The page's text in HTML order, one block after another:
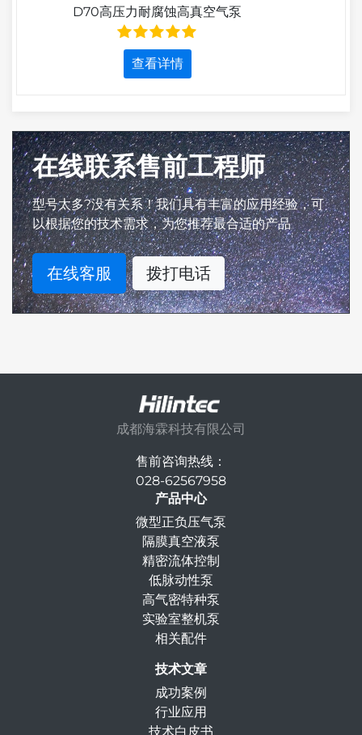
D70高压力耐腐蚀高真空气泵
查看详情
在线联系售前工程师
型号太多?没有关系！我们具有丰富的应用经验，可
以根据您的技术需求，为您推荐最合适的产品
在线客服 拨打电话
产品中心
微型正负压气泵
隔膜真空液泵
精密流体控制
低脉动性泵
高气密特种泵
实验室整机泵
相关配件
技术文章
成功案例
行业应用
技术白皮书
成都海霖科技有限公司
售前咨询热线：
028-62567958